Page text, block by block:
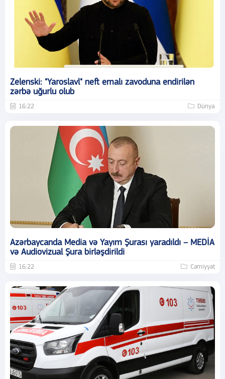
Zelenski: "Yaroslavl" neft emalı zavoduna endirilən
zərbə uğurlu olub
16:22 Dünya
Azərbaycanda Media və Yayım Şurası yaradıldı – MEDİA
və Audiovizual Şura birləşdirildi
16:22 Cəmiyyət